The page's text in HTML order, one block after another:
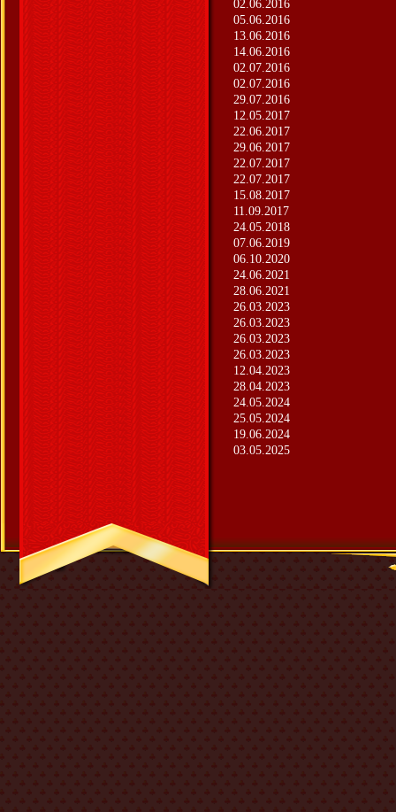
02.06.2016
05.06.2016
13.06.2016
14.06.2016
02.07.2016
02.07.2016
29.07.2016
12.05.2017
22.06.2017
29.06.2017
22.07.2017
22.07.2017
15.08.2017
11.09.2017
24.05.2018
07.06.2019
06.10.2020
24.06.2021
28.06.2021
26.03.2023
26.03.2023
26.03.2023
26.03.2023
12.04.2023
28.04.2023
24.05.2024
25.05.2024
19.06.2024
03.05.2025